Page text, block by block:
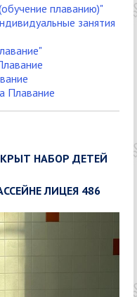
плаванию)"
занятия
Плавание
НАБОР ДЕТЕЙ
ЛИЦЕЯ 486